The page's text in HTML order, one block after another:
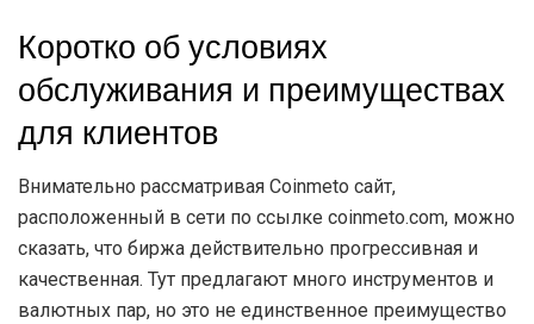
Коротко об условиях
обслуживания и преимуществах
для клиентов
Внимательно рассматривая Coinmeto сайт,
расположенный в сети по ссылке coinmeto.com, можно
сказать, что биржа действительно прогрессивная и
качественная. Тут предлагают много инструментов и
валютных пар, но это не единственное преимущество